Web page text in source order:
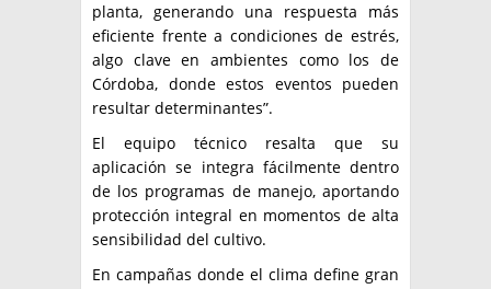
planta, generando una respuesta más
eficiente frente a condiciones de estrés,
algo clave en ambientes como los de
Córdoba, donde estos eventos pueden
resultar determinantes”.
El equipo técnico resalta que su
aplicación se integra fácilmente dentro
de los programas de manejo, aportando
protección integral en momentos de alta
sensibilidad del cultivo.
En campañas donde el clima define gran